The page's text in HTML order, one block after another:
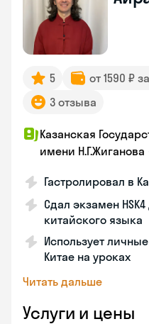
5 от 1590 ₽
3 отзыва
Казанская
имени Н.Г.Жиганова
Гастролировал в
Сдал экзамен
китайского языка
Использует
Китае на уроках
Читать дальше
Услуги и цены